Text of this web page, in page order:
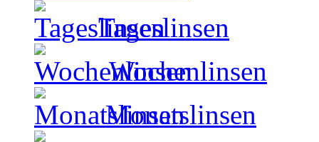
Tageslinsen
Wochenlinsen
Monatslinsen